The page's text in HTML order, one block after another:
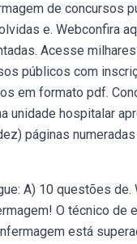
de concursos
e. Webconfira
Acesse
públicos com
em formato pdf.
unidade hospitalar
páginas
A) 10 questões
O técnico de
está